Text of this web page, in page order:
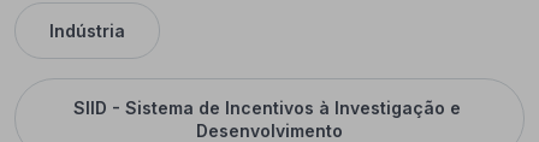
Indústria
SIID - Sistema de Incentivos à Investigação e
Desenvolvimento